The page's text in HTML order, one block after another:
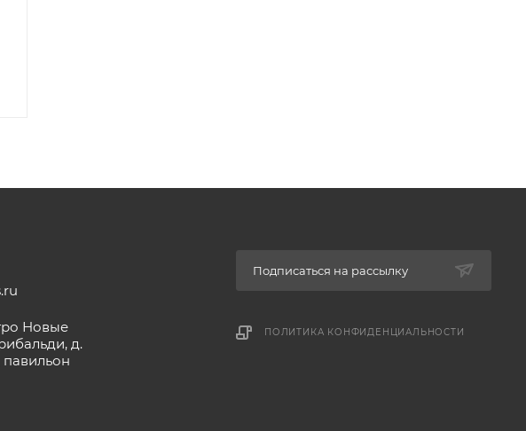
Новые
д.
Подписаться на рассылку
ПОЛИТИКА КОНФИДЕНЦИАЛЬНОСТИ